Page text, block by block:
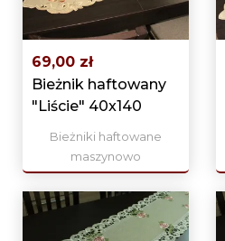
69,00 zł
Bieżnik haftowany
"Liście" 40x140
Bieżniki haftowane
maszynowo